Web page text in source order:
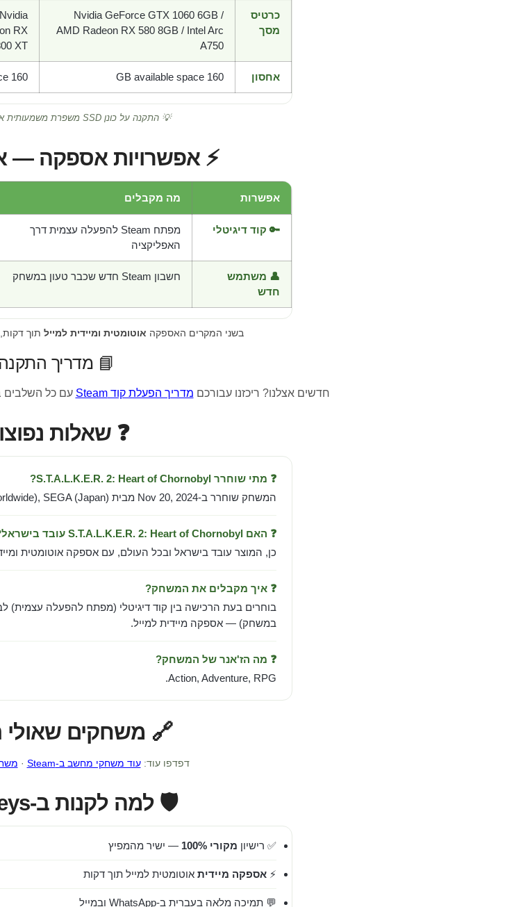
כרטיס
מסך
Nvidia GeForce GTX 1060 6GB /
AMD Radeon RX 580 8GB / Intel Arc
A750
RX
XT
אחסון 160 GB available space
160 GB available space
💡 התקנה על כונן SSD משפרת משמעותית את זמני הטעינה.
⚡ אפשרויות אספקה —
אפשרות מה מקבלים
🔑 קוד דיגיטלי
מפתח Steam להפעלה עצמית דרך
האפליקציה
👤 משתמש
חדש
חשבון Steam חדש שכבר טעון במשחק
בשני המקרים האספקה אוטומטית ומיידית למייל תוך
📘 מדריך
חדשים אצלנו? ריכזנו עבורכם מדריך הפעלת קוד Steam עם כל
❓ שאלות
❓ מתי שוחרר S.T.A.L.K.E.R. 2: Heart of Chornobyl?
המשחק שוחרר ב-Nov 20, 2024 מבית GSC Game World (worldwide), SEGA (Japan).
❓ האם S.T.A.L.K.E.R. 2: Heart of Chornobyl עובד בישראל?
כן, המוצר עובד בישראל ובכל העולם, עם אספקה אוטומטית
❓ איך מקבלים את המשחק?
בוחרים בעת הרכישה בין קוד דיגיטלי (מפתח להפעלה עצמית)
במשחק) — אספקה מיידית למייל.
❓ מה הז'אנר של המשחק?
Action, Adventure, RPG.
🔗 משחקים שאולי
דפדפו עוד:עוד משחקי מחשב ב-Steam ·
🛡️ למה לקנות ב-SE-Keys?
✅ רישיון מקורי 100% — ישיר מהמפיץ
⚡ אספקה מיידית אוטומטית למייל תוך דקות
💬 תמיכה מלאה בעברית ב-WhatsApp ובמייל